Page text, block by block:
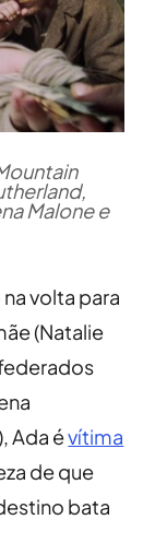
Malone e
volta para
(Natalie
Ada évítima
de que
bata